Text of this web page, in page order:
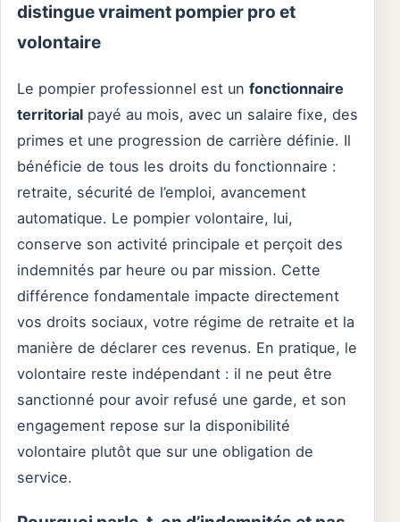
distingue vraiment pompier pro et
volontaire
Le pompier professionnel est un fonctionnaire
territorial payé au mois, avec un salaire fixe, des
primes et une progression de carrière définie. Il
bénéficie de tous les droits du fonctionnaire :
retraite, sécurité de l’emploi, avancement
automatique. Le pompier volontaire, lui,
conserve son activité principale et perçoit des
indemnités par heure ou par mission. Cette
différence fondamentale impacte directement
vos droits sociaux, votre régime de retraite et la
manière de déclarer ces revenus. En pratique, le
volontaire reste indépendant : il ne peut être
sanctionné pour avoir refusé une garde, et son
engagement repose sur la disponibilité
volontaire plutôt que sur une obligation de
service.